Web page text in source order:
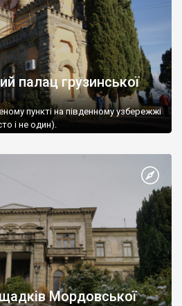
палац грузинської
пункті на південному узбережжі
і не один).
Мордовської